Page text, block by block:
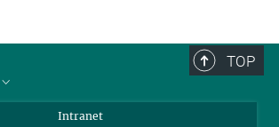
+49 4522 763-260
Assistenz der Abteilung
TOP
Intranet